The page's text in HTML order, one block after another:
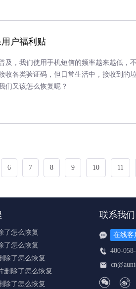
户福利贴
及，我们使用手机短信的频率越来越低，
收各类验证码，但日常生活中，接收到的
们又该怎么恢复呢？
6 7 8 9 10 11
了怎么恢复
了怎么恢复
除了怎么恢复
删除了怎么恢复
除了怎么恢复
联系我们
 在线客
 400-

 